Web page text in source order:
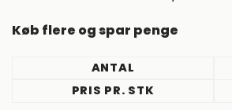
Køb flere og spar penge
ANTAL
PRIS PR. STK